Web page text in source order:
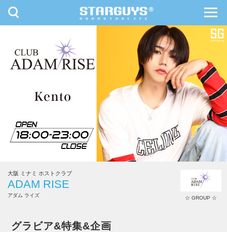
北海道・東北
toggle
navigation
大阪 ミナミ ホストクラブ
ADAM RISE
アダム ライズ ☆ GROUP ☆
グラビア&特集&企画